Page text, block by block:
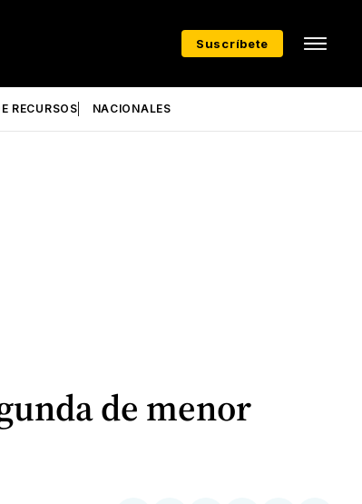
Suscríbete
RECURSOS NACIONALES
de menor